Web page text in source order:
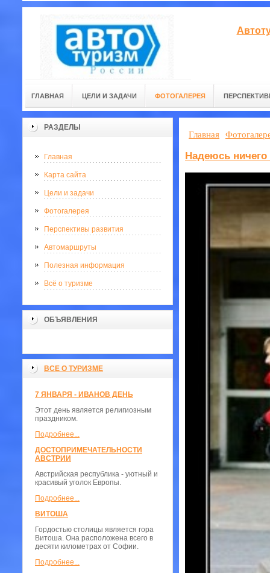
ГЛАВНАЯ ЦЕЛИ И ЗАДАЧИ ФОТОГАЛЕРЕЯ
РАЗДЕЛЫ
Главная
Карта сайта
Цели и задачи
Фотогалерея
Перспективы развития
Автомаршруты
Полезная информация
Всё о туризме
ОБЪЯВЛЕНИЯ
ВСЕ О ТУРИЗМЕ
7 ЯНВАРЯ - ИВАНОВ ДЕНЬ
Этот день является религиозным
праздником.
Подробнее...
ДОСТОПРИМЕЧАТЕЛЬНОСТИ
АВСТРИИ
Австрийская республика - уютный и
красивый уголок Европы.
Подробнее...
ВИТОША
Гордостью столицы является гора
Витоша. Она расположена всего в
десяти километрах от Софии.
Подробнее...
Главная
Надеюсь